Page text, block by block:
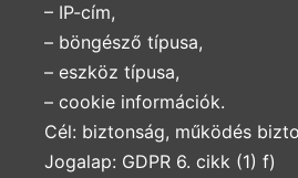
– IP-cím,
– böngésző típusa,
– eszköz típusa,
– cookie információk.
Cél: biztonság, működés
Jogalap: GDPR 6. cikk (1) f)